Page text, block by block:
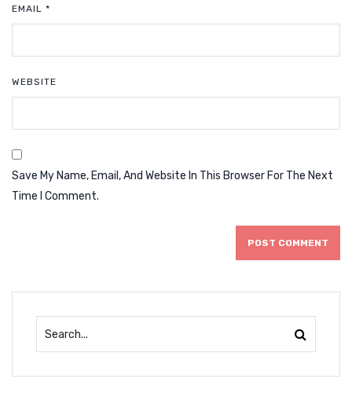
EMAIL *
WEBSITE
Save My Name, Email, And Website In This Browser For The Next
Time I Comment.